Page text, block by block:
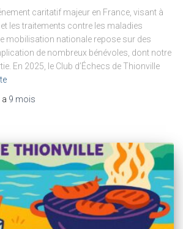
caritatif majeur en France, visant à
les traitements contre les maladies
mobilisation nationale repose sur des
de nombreux bénévoles, dont notre
En 2025, le Club d’Échecs de Thionville
a 9 mois